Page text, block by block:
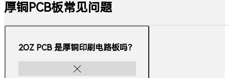
厚铜PCB板常见问题
2OZ PCB 是厚铜印刷电路板吗？